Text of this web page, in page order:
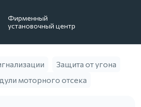
Фирменный
установочный центр
Защита от угона
моторного отсека